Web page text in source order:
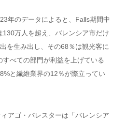
年のデータによると、Falls期間中
万人を超え、バレンシア市だけ
を生み出し、その68％は観光客に
べての部門が利益を上げている
と繊維業界の12％が際立ってい
アゴ・バレスターは「バレンシア